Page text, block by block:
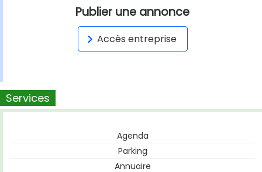
Publier une annonce
Accès entreprise
Services
Agenda
Parking
Annuaire